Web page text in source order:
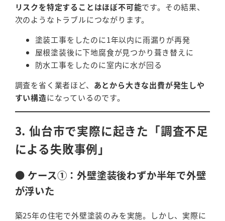
リスクを特定することはほぼ不可能です。その結果、
次のようなトラブルにつながります。
塗装工事をしたのに1年以内に雨漏りが再発
屋根塗装後に下地腐食が見つかり葺き替えに
防水工事をしたのに室内に水が回る
調査を省く業者ほど、 あとから大きな出費が発生しや
すい構造になっているのです。
3. 仙台市で実際に起きた「調査不足
による失敗事例」
● ケース①：外壁塗装後わずか半年で外壁
が浮いた
築25年の住宅で外壁塗装のみを実施。しかし、実際に